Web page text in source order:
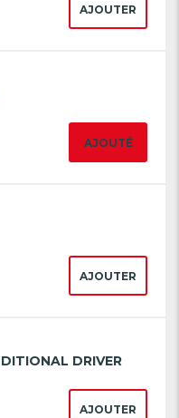
AJOUTER
AJOUTÉ
AJOUTER
DRIVER
AJOUTER